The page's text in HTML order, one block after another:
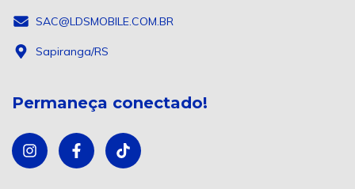
SAC@LDSMOBILE.COM.BR
Sapiranga/RS
Permaneça conectado!